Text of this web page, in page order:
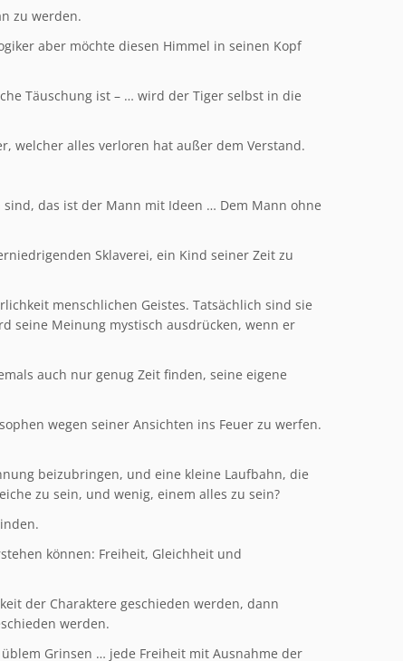
zu werden.
aber möchte diesen Himmel in seinen Kopf
Täuschung ist – … wird der Tiger selbst in die
welcher alles verloren hat außer dem Verstand.
das ist der Mann mit Ideen … Dem Mann ohne
Sklaverei, ein Kind seiner Zeit zu
menschlichen Geistes. Tatsächlich sind sie
seine Meinung mystisch ausdrücken, wenn er
auch nur genug Zeit finden, seine eigene
wegen seiner Ansichten ins Feuer zu werfen.
beizubringen, und eine kleine Laufbahn, die
zu sein, und wenig, einem alles zu sein?
können: Freiheit, Gleichheit und
der Charaktere geschieden werden, dann
werden.
Grinsen … jede Freiheit mit Ausnahme der